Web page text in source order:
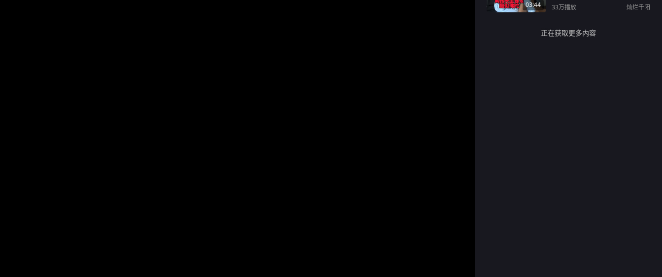
03:44 33万播放 灿烂千阳
正在获取更多内容